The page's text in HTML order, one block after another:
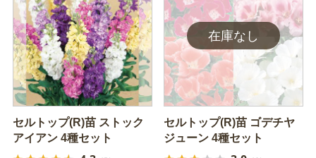
セルトップ(R)苗 ストック
アイアン 4種セット
セルトップ(R)苗 ゴデチヤ
ジューン 4種セット